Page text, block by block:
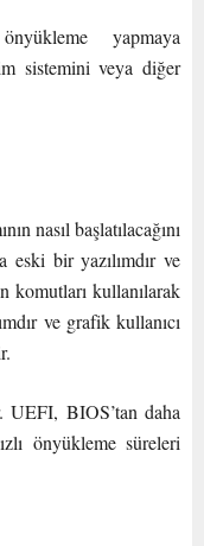
yapmaya
sistemini veya diğer
nasıl başlatılacağını
eski bir yazılımdır ve
komutları kullanılarak
ve grafik kullanıcı
UEFI, BIOS’tan daha
önyükleme süreleri